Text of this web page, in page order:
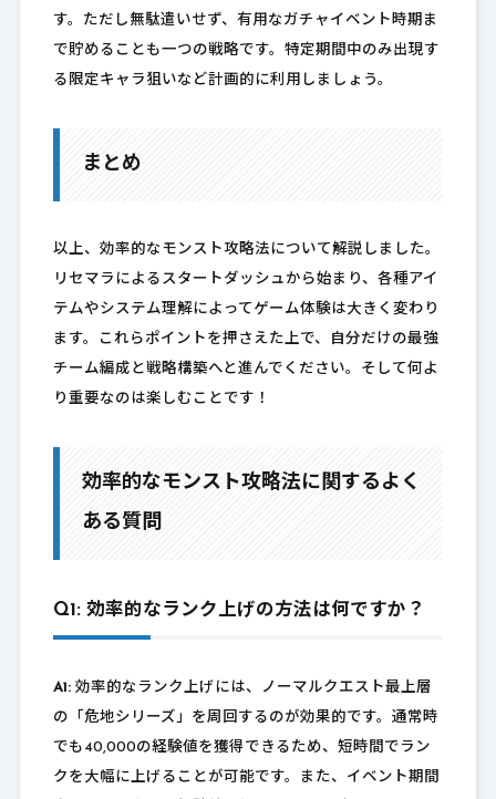
す。ただし無駄遣いせず、有用なガチャイベント時期ま
で貯めることも一つの戦略です。特定期間中のみ出現す
る限定キャラ狙いなど計画的に利用しましょう。
まとめ
以上、効率的なモンスト攻略法について解説しました。
リセマラによるスタートダッシュから始まり、各種アイ
テムやシステム理解によってゲーム体験は大きく変わり
ます。これらポイントを押さえた上で、自分だけの最強
チーム編成と戦略構築へと進んでください。そして何よ
り重要なのは楽しむことです！
効率的なモンスト攻略法に関するよく
ある質問
Q1: 効率的なランク上げの方法は何ですか？
A1:効率的なランク上げには、ノーマルクエスト最上層
の「危地シリーズ」を周回するのが効果的です。通常時
でも40,000の経験値を獲得できるため、短時間でラン
クを大幅に上げることが可能です。また、イベント期間